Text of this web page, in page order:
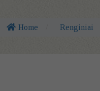
Home Renginiai